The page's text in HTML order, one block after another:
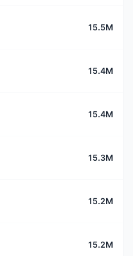
15.5M
15.4M
15.4M
15.3M
15.2M
15.2M